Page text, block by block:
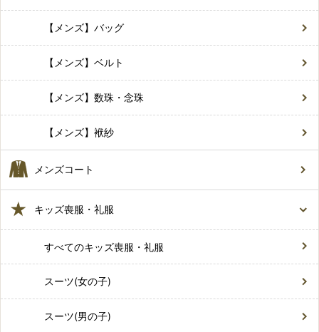
【メンズ】バッグ
【メンズ】ベルト
【メンズ】数珠・念珠
【メンズ】袱紗
メンズコート
キッズ喪服・礼服
すべてのキッズ喪服・礼服
スーツ(女の子)
スーツ(男の子)